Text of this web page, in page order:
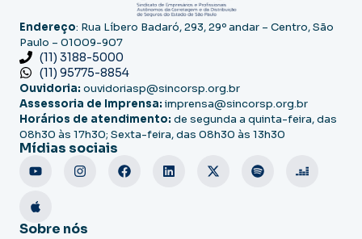
Endereço: Rua Líbero Badaró, 293, 29º andar – Centro, São
Paulo – 01009-907
(11) 3188-5000
(11) 95775-8854
Ouvidoria: ouvidoriasp@sincorsp.org.br
Assessoria de Imprensa: imprensa@sincorsp.org.br
Horários de atendimento: de segunda a quinta-feira, das
08h30 às 17h30; Sexta-feira, das 08h30 às 13h30
Mídias sociais
Sobre nós